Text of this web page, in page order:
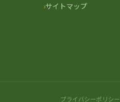
サイトマップ
プライバシーポリシー